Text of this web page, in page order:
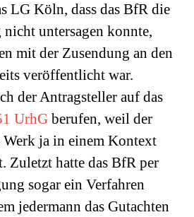
LG Köln, dass das BfR die
untersagen konnte,
mit der Zusendung an den
veröffentlicht war.
der Antragsteller auf das
UrhG berufen, weil der
ja in einem Kontext
Zuletzt hatte das BfR per
sogar ein Verfahren
jedermann das Gutachten